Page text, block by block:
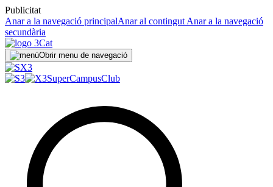
Publicitat
Anar a la navegació principalAnar al contingut Anar a la navegació
secundària
Obrir menu de navegació
SuperCampusClub